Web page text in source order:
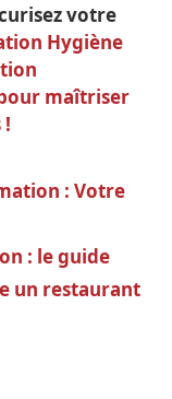
votre
Hygiène
maîtriser
!
: Votre
: le guide
un restaurant